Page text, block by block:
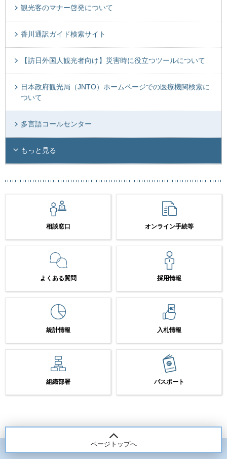
観光客のマナー啓発について
香川通訳ガイド検索サイト
【訪日外国人観光者向け】災害時に役立つツールについて
日本政府観光局（JNTO）ホームページでの医療機関検索に
ついて
多言語コールセンター
もっと見る
相談窓口 オンライン手続等
よくある質問 採用情報
統計情報 入札情報
組織部署 パスポート
ページトップへ